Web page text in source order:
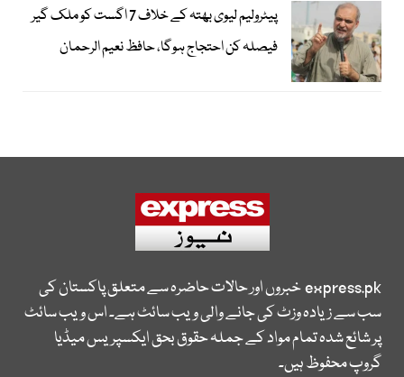
پیٹرولیم لیوی بھتہ کے خلاف 7 اگست کو ملک گیر
فیصلہ کن احتجاج ہوگا، حافظ نعیم الرحمان
express.pkخبروں اور حالات حاضرہ سے متعلق پاکستان کی
سب سے زیادہ وزٹ کی جانے والی ویب سائٹ ہے۔ اس ویب سائٹ
پر شائع شدہ تمام مواد کے جملہ حقوق بحق ایکسپریس میڈیا
گروپ محفوظ ہیں۔